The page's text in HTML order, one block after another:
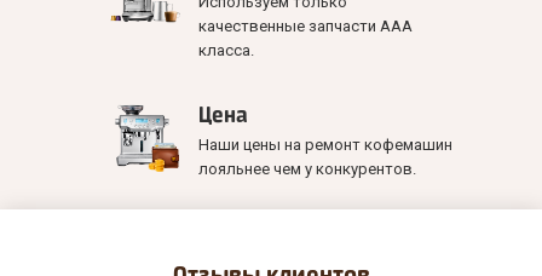
качественные запчасти ААА
класса.
Цена
Наши цены на ремонт кофемашин
лояльнее чем у конкурентов.